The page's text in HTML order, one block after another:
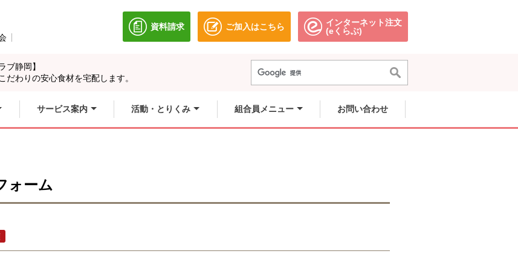
資料請求
別のウィンドウで開きます。
ご加入はこちら
別のウィンドウで開きます。
インターネット注文
(eくらぶ)別のウィンドウで開きます。
ブ静岡】
だわりの安心食材を宅配します。
サービス案内 活動・とりくみ 組合員メニュー お問い合わせ
ォーム